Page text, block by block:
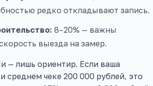
редко откладывают запись.
8–20% — важны
выезда на замер.
— лишь ориентир. Если ваша
среднем чеке 200 000 рублей, это